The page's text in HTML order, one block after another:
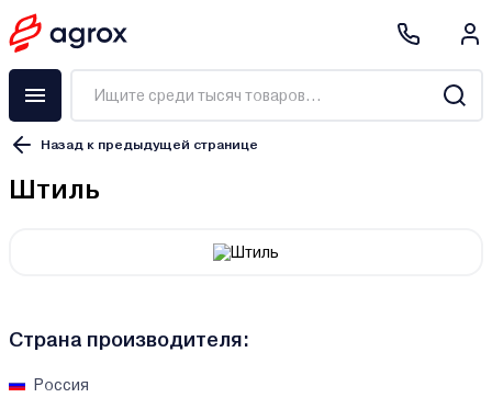
Назад к предыдущей странице
Штиль
Страна производителя:
Россия